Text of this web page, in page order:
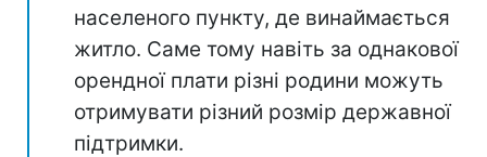
населеного пункту, де винаймається
житло. Саме тому навіть за однакової
орендної плати різні родини можуть
отримувати різний розмір державної
підтримки.